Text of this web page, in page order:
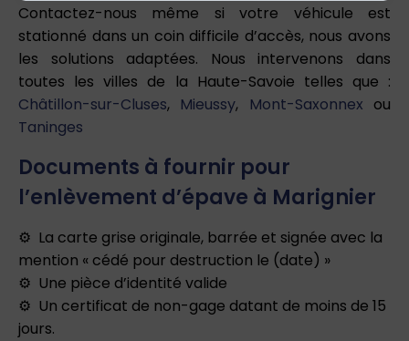
Contactez-nous même si votre véhicule est
stationné dans un coin difficile d’accès, nous avons
les solutions adaptées. Nous intervenons dans
toutes les villes de la Haute-Savoie telles que :
Châtillon-sur-Cluses, Mieussy, Mont-Saxonnex ou
Taninges
Documents à fournir pour
l’enlèvement d’épave à Marignier
La carte grise originale, barrée et signée avec la
mention « cédé pour destruction le (date) »
Une pièce d’identité valide
Un certificat de non-gage datant de moins de 15
jours.